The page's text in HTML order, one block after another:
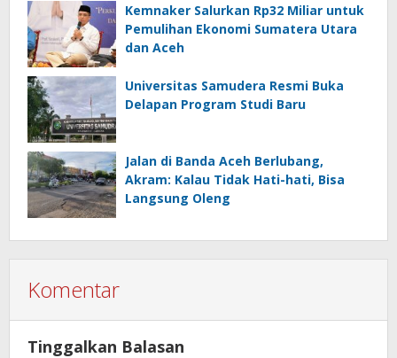
Kemnaker Salurkan Rp32 Miliar untuk
Pemulihan Ekonomi Sumatera Utara
dan Aceh
Universitas Samudera Resmi Buka
Delapan Program Studi Baru
Jalan di Banda Aceh Berlubang,
Akram: Kalau Tidak Hati-hati, Bisa
Langsung Oleng
Komentar
Tinggalkan Balasan